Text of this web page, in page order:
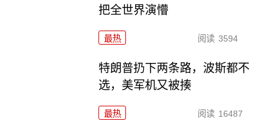
把全世界演懵
最热 阅读 3594
特朗普扔下两条路，波斯都不
选，美军机又被揍
最热 阅读 16487